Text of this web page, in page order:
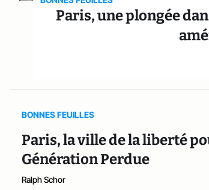
Paris, une plongée
BONNES FEUILLES
Paris, la ville de la liberté
Génération Perdue
Ralph Schor